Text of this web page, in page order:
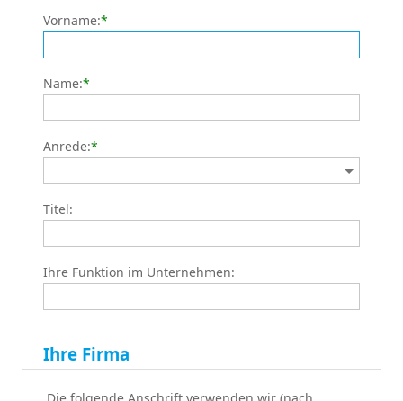
Vorname:*
Name:*
Anrede:*
Titel:
Ihre Funktion im Unternehmen:
Ihre Firma